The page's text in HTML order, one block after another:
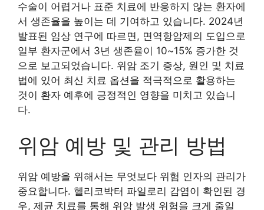
수술이 어렵거나 표준 치료에 반응하지 않는 환자에
서 생존율을 높이는 데 기여하고 있습니다. 2024년
발표된 임상 연구에 따르면, 면역항암제의 도입으로
일부 환자군에서 3년 생존율이 10~15% 증가한 것
으로 보고되었습니다. 위암 조기 증상, 원인 및 치료
법에 있어 최신 치료 옵션을 적극적으로 활용하는
것이 환자 예후에 긍정적인 영향을 미치고 있습니
다.
위암 예방 및 관리 방법
위암 예방을 위해서는 무엇보다 위험 인자의 관리가
중요합니다. 헬리코박터 파일로리 감염이 확인된 경
우, 제균 치료를 통해 위암 발생 위험을 크게 줄일